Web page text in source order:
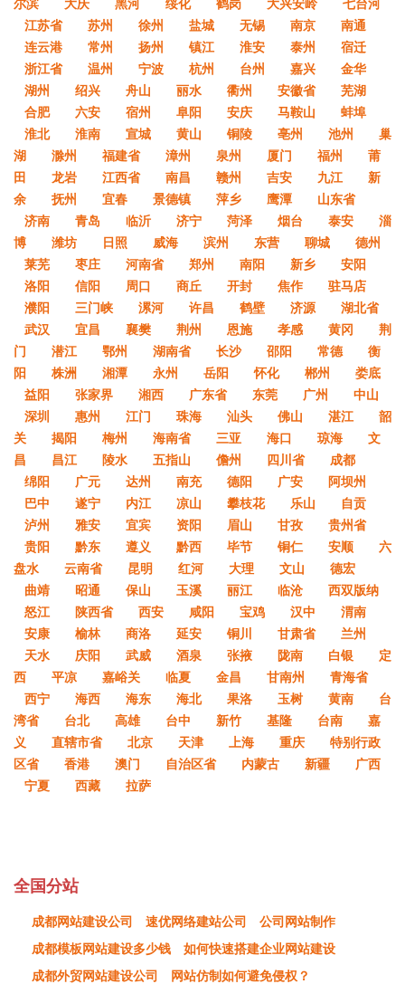
江苏省
苏州 徐州 盐城 无锡 南京
南通
连云港
常州 扬州 镇江 淮安 泰州
宿迁
浙江省
温州 宁波 杭州 台州 嘉兴
金华
湖州
绍兴 舟山 丽水 衢州 安徽省
芜湖
合肥
六安 宿州 阜阳 安庆 马鞍山
蚌埠
淮北
淮南 宣城 黄山 铜陵 亳州 池州
巢
湖
滁州 福建省 漳州 泉州 厦门 福州
莆
田
龙岩 江西省 南昌 赣州 吉安 九江
新
余
抚州 宜春 景德镇 萍乡 鹰潭
山东省
济南
青岛 临沂 济宁 菏泽 烟台 泰安
淄
博
潍坊 日照 威海 滨州 东营 聊城
德州
莱芜
枣庄 河南省 郑州 南阳 新乡
安阳
洛阳
信阳 周口 商丘 开封 焦作
驻马店
濮阳
三门峡 漯河 许昌 鹤壁 济源
湖北省
武汉
宜昌 襄樊 荆州 恩施 孝感 黄冈
荆
门
潜江 鄂州 湖南省 长沙 邵阳 常德
衡
阳
株洲 湘潭 永州 岳阳 怀化 郴州
娄底
益阳
张家界 湘西 广东省 东莞 广州
中山
深圳
惠州 江门 珠海 汕头 佛山 湛江
韶
关
揭阳 梅州 海南省 三亚 海口 琼海
文
昌
昌江 陵水 五指山 儋州 四川省
成都
绵阳
广元 达州 南充 德阳 广安
阿坝州
巴中
遂宁 内江 凉山 攀枝花 乐山
自贡
泸州
雅安 宜宾 资阳 眉山 甘孜
贵州省
贵阳
黔东 遵义 黔西 毕节 铜仁 安顺
六
盘水
云南省 昆明 红河 大理 文山
德宏
曲靖
昭通 保山 玉溪 丽江 临沧
西双版纳
怒江
陕西省 西安 咸阳 宝鸡 汉中
渭南
安康
榆林 商洛 延安 铜川 甘肃省
兰州
天水
庆阳 武威 酒泉 张掖 陇南 白银
定
西
平凉 嘉峪关 临夏 金昌 甘南州
青海省
西宁
海西 海东 海北 果洛 玉树 黄南
台
湾省
台北 高雄 台中 新竹 基隆 台南
嘉
义
直辖市省 北京 天津 上海 重庆
特别行政
区省
香港 澳门 自治区省 内蒙古 新疆
广西
宁夏
西藏 拉萨
全国分站
成都网站建设公司 速优网络建站公司
公司网站制作
成都模板网站建设多少钱
如何快速搭建企业网站建设
成都外贸网站建设公司
网站仿制如何避免侵权？